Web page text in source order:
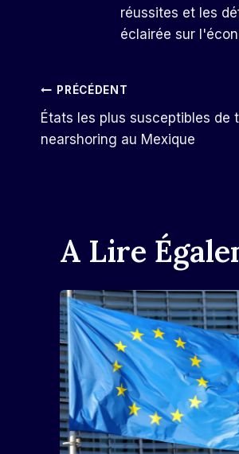
réussites et les
éclairée sur
Navigation
De
PRÉCÉDENT
États les plus susceptibles de
nearshoring au Mexique
A Lire